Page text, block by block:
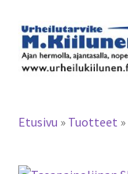
Siirry
navigointiin
Siirry
sisältöön
Etusivu » Tuotteet »